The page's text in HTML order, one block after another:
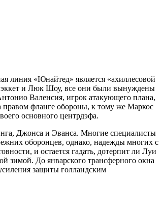
линия «Юнайтед» является «ахиллесовой
и Люк Шоу, все они были вынуждены
Валенсия, игрок атакующего плана,
правом фланге обороны, к тому же Маркос
основного центрдэфа.
Джонса и Эванса. Многие специалисты
оборонцев, однако, надежды многих с
и остается гадать, дотерпит ли Луи
зимой. До январского трансферного окна
защиты голландским